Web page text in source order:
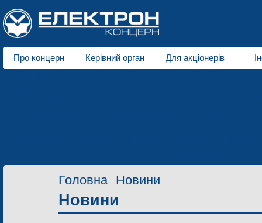
Про концерн Керівний орган Для акціонерів
Головна Новини
Новини